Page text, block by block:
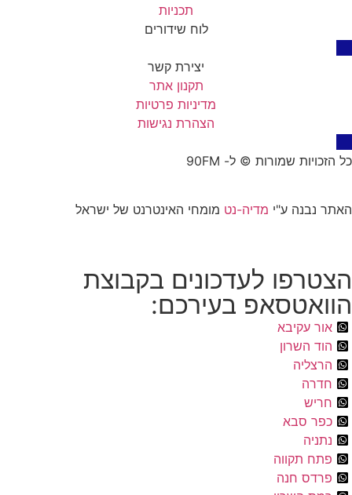
תכניות
לוח שידורים
יצירת קשר
תקנון אתר
מדיניות פרטיות
הצהרת נגישות
כל הזכויות שמורות © ל- 90FM
האתר נבנה ע"י מדיה-נט מומחי האינטרנט של ישראל
הצטרפו לעדכונים בקבוצת
הוואטסאפ בעירכם:
אור עקיבא
הוד השרון
הרצליה
חדרה
חריש
כפר סבא
נתניה
פתח תקווה
פרדס חנה